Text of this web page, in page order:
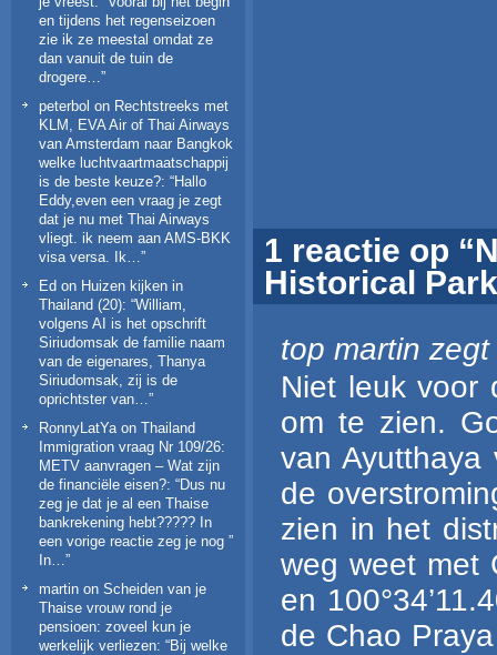
en tijdens het regenseizoen
zie ik ze meestal omdat ze
dan vanuit de tuin de
drogere… ”
peterbol on Rechtstreeks met
KLM, EVA Air of Thai Airways
van Amsterdam naar Bangkok
welke luchtvaartmaatschappij
is de beste keuze?: “Hallo
Eddy,even een vraag je zegt
dat je nu met Thai Airways
vliegt. ik neem aan AMS-BKK
visa versa. Ik… ”
Ed on Huizen kijken in
Thailand (20): “William,
volgens AI is het opschrift
Siriudomsak de familie naam
van de eigenares, Thanya
Siriudomsak, zij is de
oprichtster van… ”
RonnyLatYa on Thailand
Immigration vraag Nr 109/26:
METV aanvragen – Wat zijn
de financiële eisen?: “Dus nu
zeg je dat je al een Thaise
bankrekening hebt????? In
een vorige reactie zeg je nog ”
In… ”
martin on Scheiden van je
Thaise vrouw rond je
pensioen: zoveel kun je
werkelijk verliezen: “Bij welke
1 reactie op
Historical
top martin zegt
Niet leuk voor
om te zien.
van Ayutthaya
de
zien in het
weg weet met
en
de Chao